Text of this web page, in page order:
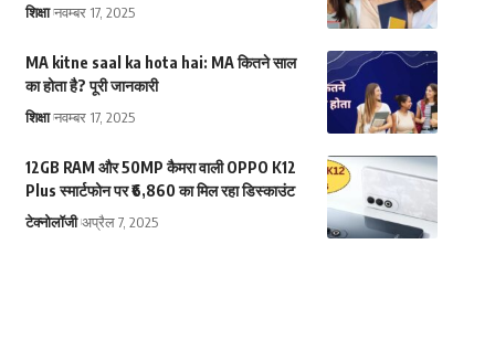
शिक्षा नवम्बर 17, 2025
MA kitne saal ka hota hai: MA कितने साल
का होता है? पूरी जानकारी
शिक्षा नवम्बर 17, 2025
12GB RAM और 50MP कैमरा वाली OPPO K12
Plus स्मार्टफोन पर ₹6,860 का मिल रहा डिस्काउंट
टेक्नोलॉजी अप्रैल 7, 2025